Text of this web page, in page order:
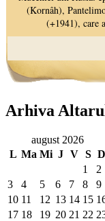
Arhiva
august 2026
L Ma Mi J V S D
1
2
3
4 5 6 7 8
9
10 11 12 13 14 15
17 18 19 20 21 22